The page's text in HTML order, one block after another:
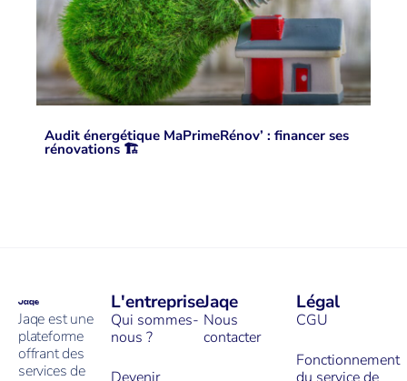
Audit énergétique MaPrimeRénov’ : financer ses
rénovations 🏗
Jaqe est une
plateforme
offrant des
services de
L'entreprise
Qui sommes-
nous ?
Jaqe
Nous
contacter
Légal
CGU
Fonctionnement